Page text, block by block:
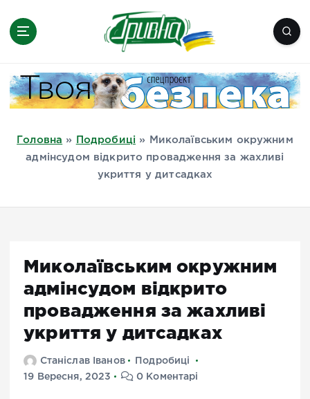
Миколаїв, Одеса, Мелітополь
Головна » Подробиці »
Миколаївським окружним
адмінсудом відкрито провадження за жахливі
укриття у дитсадках
Миколаївським окружним
адмінсудом відкрито
провадження за жахливі
укриття у дитсадках
Станіслав Іванов
Подробиці
19 Вересня, 2023
0 Коментарі